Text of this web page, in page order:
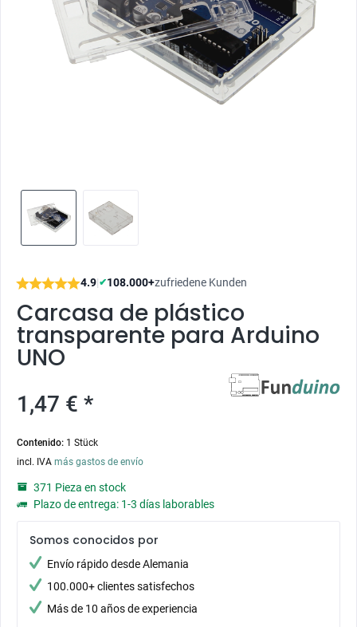
4.9|✔108.000+zufriedene Kunden
Carcasa de plástico
transparente para Arduino
UNO
1,47 € *
Contenido: 1 Stück
incl. IVA más gastos de envío
371 Pieza en stock
Plazo de entrega: 1-3 días laborables
Somos conocidos por
Envío rápido desde Alemania
100.000+ clientes satisfechos
Más de 10 años de experiencia